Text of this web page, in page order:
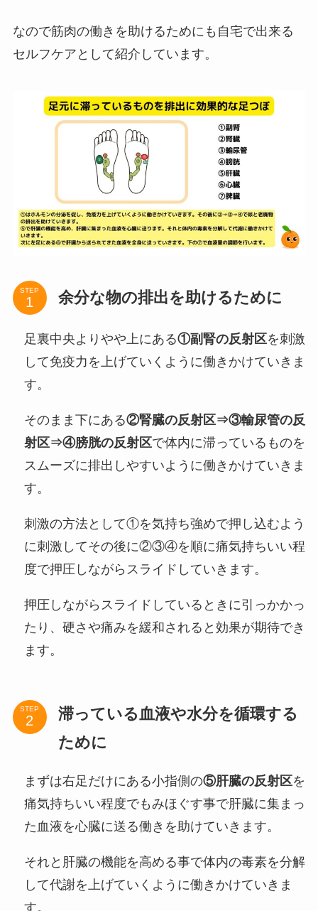
なので筋肉の働きを助けるためにも自宅で出来る
セルフケアとして紹介しています。
STEP 余分な物の排出を助けるために
足裏中央よりやや上にある①副腎の反射区を刺激
して免疫力を上げていくように働きかけていきま
す。
そのまま下にある②腎臓の反射区⇒③輸尿管の反
射区⇒④膀胱の反射区で体内に滞っているものを
スムーズに排出しやすいように働きかけていきま
す。
刺激の方法として①を気持ち強めで押し込むよう
に刺激してその後に②③④を順に痛気持ちいい程
度で押圧しながらスライドしていきます。
押圧しながらスライドしているときに引っかかっ
たり、硬さや痛みを緩和されると効果が期待でき
ます。
STEP
滞っている血液や水分を循環する
ために
まずは右足だけにある小指側の⑤肝臓の反射区を
痛気持ちいい程度でもみほぐす事で肝臓に集まっ
た血液を心臓に送る働きを助けていきます。
それと肝臓の機能を高める事で体内の毒素を分解
して代謝を上げていくように働きかけていきま
す。